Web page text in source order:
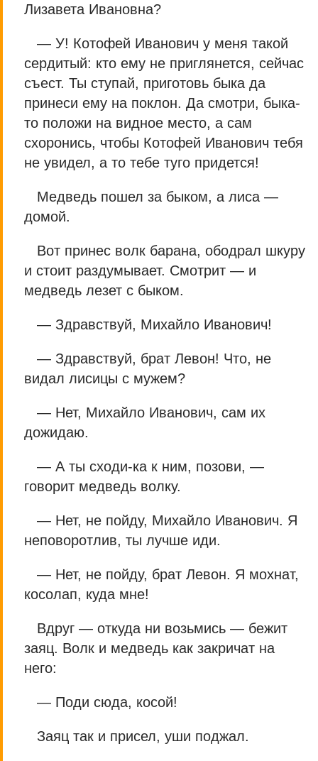
Лизавета Ивановна?
— У! Котофей Иванович у меня такой
сердитый: кто ему не приглянется, сейчас
съест. Ты ступай, приготовь быка да
принеси ему на поклон. Да смотри, быка-
то положи на видное место, а сам
схоронись, чтобы Котофей Иванович тебя
не увидел, а то тебе туго придется!
Медведь пошел за быком, а лиса —
домой.
Вот принес волк барана, ободрал шкуру
и стоит раздумывает. Смотрит — и
медведь лезет с быком.
— Здравствуй, Михайло Иванович!
— Здравствуй, брат Левон! Что, не
видал лисицы с мужем?
— Нет, Михайло Иванович, сам их
дожидаю.
— А ты сходи-ка к ним, позови, —
говорит медведь волку.
— Нет, не пойду, Михайло Иванович. Я
неповоротлив, ты лучше иди.
— Нет, не пойду, брат Левон. Я мохнат,
косолап, куда мне!
Вдруг — откуда ни возьмись — бежит
заяц. Волк и медведь как закричат на
него:
— Поди сюда, косой!
Заяц так и присел, уши поджал.